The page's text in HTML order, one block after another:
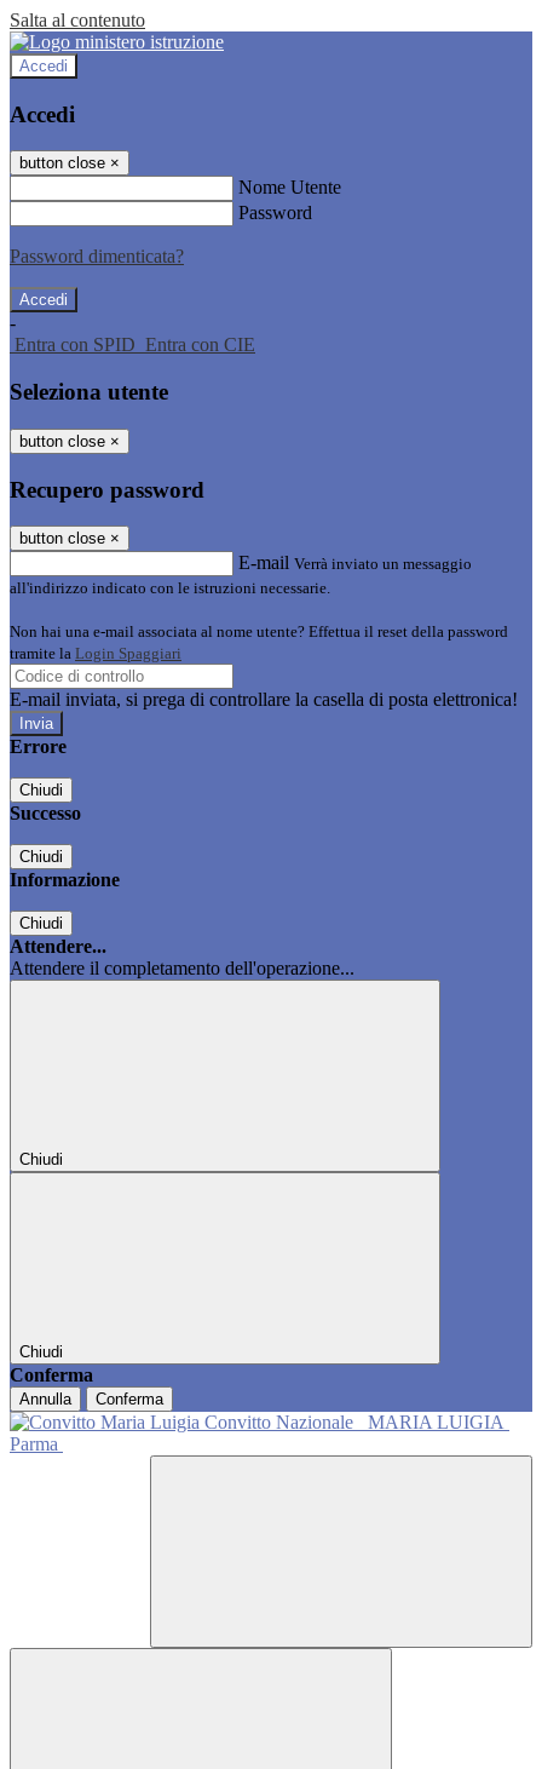
Salta al contenuto
Accedi
Accedi
button close ×
Nome Utente
Password
Password dimenticata?
-
Entra con SPID Entra con CIE
Seleziona utente
button close ×
Recupero password
button close ×
E-mail Verrà inviato un messaggio
all'indirizzo indicato con le istruzioni necessarie.
Non hai una e-mail associata al nome utente? Effettua il reset della password
tramite la Login Spaggiari
E-mail inviata, si prega di controllare la casella di posta elettronica!
Errore
Chiudi
Successo
Chiudi
Informazione
Chiudi
Attendere...
Attendere il completamento dell'operazione...
Chiudi
Chiudi
Conferma
Annulla Conferma
Convitto Nazionale
MARIA LUIGIA
Parma